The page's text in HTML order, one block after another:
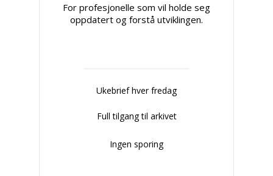
For profesjonelle som vil holde seg
oppdatert og forstå utviklingen.
Ukebrief hver fredag
Full tilgang til arkivet
Ingen sporing